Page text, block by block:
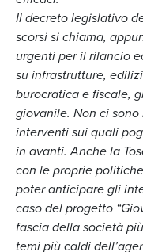
Il decreto legislativo
scorsi si chiama,
urgenti per il rilancio
su infrastrutture,
burocratica e fiscale,
giovanile. Non ci
interventi sui quali
in avanti. Anche la
con le proprie
poter anticipare gli
caso del progetto
fascia della società
temi più caldi